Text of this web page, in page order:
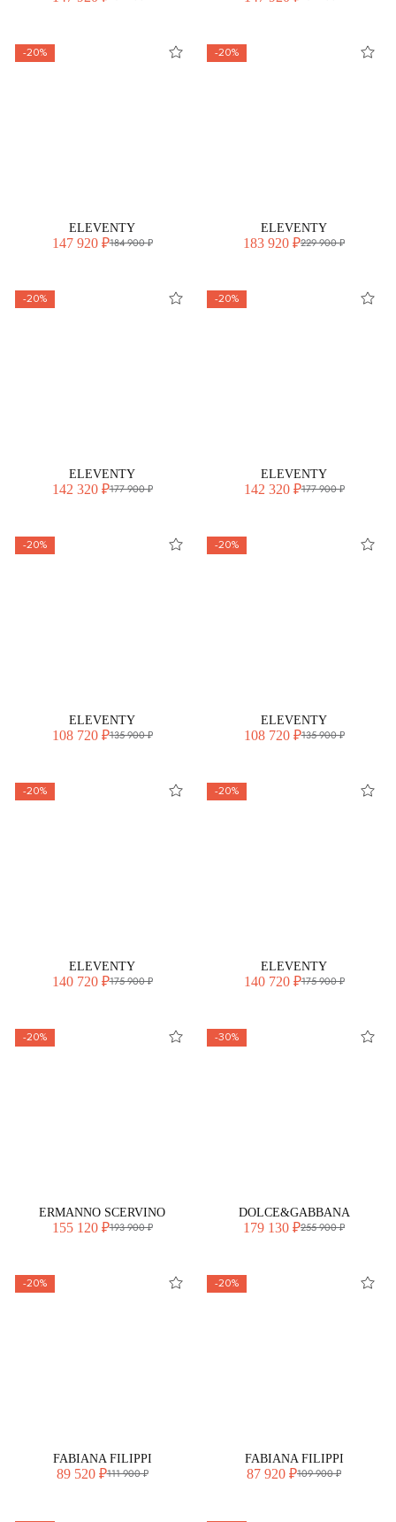
-20%
ELEVENTY
147 920 ₽184 900 ₽
-20%
ELEVENTY
183 920 ₽229 900 ₽
-20%
ELEVENTY
142 320 ₽177 900 ₽
-20%
ELEVENTY
142 320 ₽177 900 ₽
-20%
ELEVENTY
108 720 ₽135 900 ₽
-20%
ELEVENTY
108 720 ₽135 900 ₽
-20%
ELEVENTY
140 720 ₽175 900 ₽
-20%
ELEVENTY
140 720 ₽175 900 ₽
-20%
ERMANNO SCERVINO
155 120 ₽193 900 ₽
-30%
DOLCE&GABBANA
179 130 ₽255 900 ₽
-20%
FABIANA FILIPPI
89 520 ₽111 900 ₽
-20%
FABIANA FILIPPI
87 920 ₽109 900 ₽